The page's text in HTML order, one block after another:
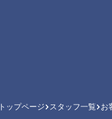
トップページ スタッフ一覧 お